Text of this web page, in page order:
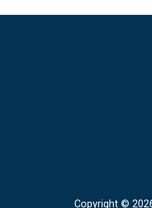
Copyright ©